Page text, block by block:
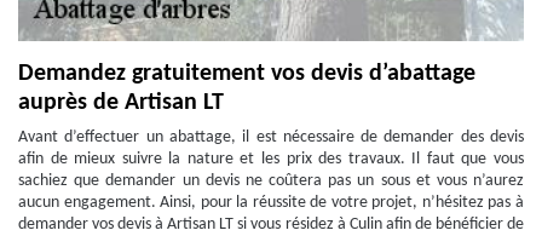
Demandez gratuitement vos devis d’abattage
auprès de Artisan LT
Avant d’effectuer un abattage, il est nécessaire de demander des devis
afin de mieux suivre la nature et les prix des travaux. Il faut que vous
sachiez que demander un devis ne coûtera pas un sous et vous n’aurez
aucun engagement. Ainsi, pour la réussite de votre projet, n’hésitez pas à
demander vos devis à Artisan LT si vous résidez à Culin afin de bénéficier de